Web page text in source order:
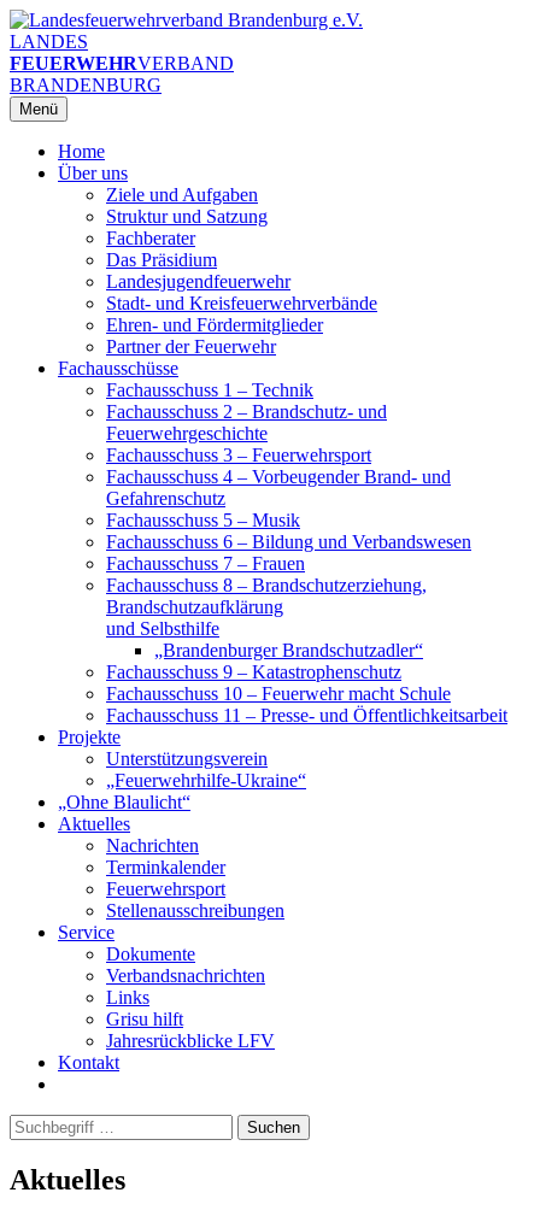
Zum
Inhalt
springen
LANDES
FEUERWEHRVERBAND
BRANDENBURG
Menü
Home
Über uns
Ziele und Aufgaben
Struktur und Satzung
Fachberater
Das Präsidium
Landesjugendfeuerwehr
Stadt- und Kreisfeuerwehrverbände
Ehren- und Fördermitglieder
Partner der Feuerwehr
Fachausschüsse
Fachausschuss 1 – Technik
Fachausschuss 2 – Brandschutz- und
Feuerwehrgeschichte
Fachausschuss 3 – Feuerwehrsport
Fachausschuss 4 – Vorbeugender Brand- und
Gefahrenschutz
Fachausschuss 5 – Musik
Fachausschuss 6 – Bildung und Verbandswesen
Fachausschuss 7 – Frauen
Fachausschuss 8 – Brandschutzerziehung,
Brandschutzaufklärung
und Selbsthilfe
„Brandenburger Brandschutzadler“
Fachausschuss 9 – Katastrophenschutz
Fachausschuss 10 – Feuerwehr macht Schule
Fachausschuss 11 – Presse- und Öffentlichkeitsarbeit
Projekte
Unterstützungsverein
„Feuerwehrhilfe-Ukraine“
„Ohne Blaulicht“
Aktuelles
Nachrichten
Terminkalender
Feuerwehrsport
Stellenausschreibungen
Service
Dokumente
Verbandsnachrichten
Links
Grisu hilft
Jahresrückblicke LFV
Kontakt
Suchen
Aktuelles